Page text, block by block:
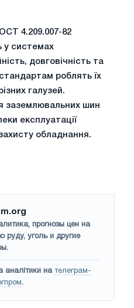
4.209.007-82
у системах
довговічність та
роблять їх
галузей.
заземлювальних шин
експлуатації
обладнання.
прогнозы цен на
руду, уголь и другие
аналітики на телеграм-
.